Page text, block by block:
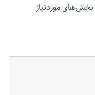
بخش‌های موردنیاز